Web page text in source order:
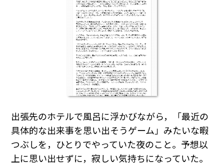
出張先のホテルで風呂に浮かびながら，「最近の
具体的な出来事を思い出そうゲーム」みたいな暇
つぶしを，ひとりでやっていた夜のこと。予想以
上に思い出せずに，寂しい気持ちになっていた。